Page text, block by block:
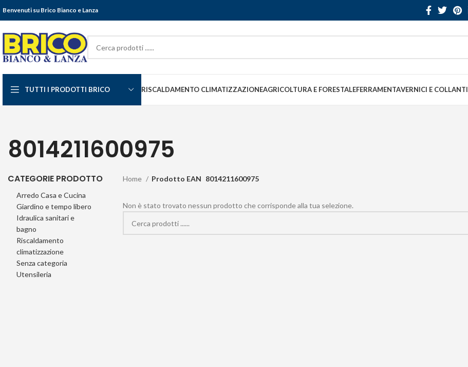
Benvenuti su Brico Bianco e Lanza
TUTTI I PRODOTTI BRICO RISCALDAMENTO CLIMATIZZAZIONEAGRICOLTURA E FORESTALEFERRAMENTAVERNICI E COLLANTI
8014211600975
CATEGORIE PRODOTTO
Arredo Casa e Cucina
Giardino e tempo libero
Idraulica sanitari e
bagno
Riscaldamento
climatizzazione
Senza categoria
Utensileria
Home Prodotto EAN 8014211600975
Non è stato trovato nessun prodotto che corrisponde alla tua selezione.